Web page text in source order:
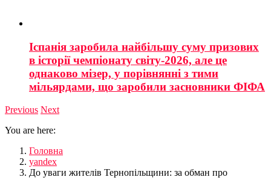
Іспанія заробила найбільшу суму призових
в історії чемпіонату світу-2026, але це
однаково мізер, у порівнянні з тими
мільярдами, що заробили засновники ФІФА
Previous Next
You are here:
Головна
yandex
До уваги жителів Тернопільщини: за обман про